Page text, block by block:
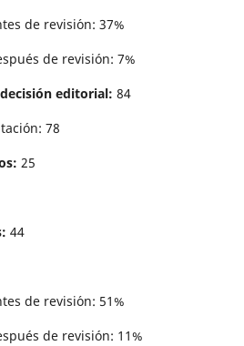
de revisi´on: 37%
de revisión: 7%
editorial: 84
78
25
44
de revisi´on: 51%
de revisión: 11%